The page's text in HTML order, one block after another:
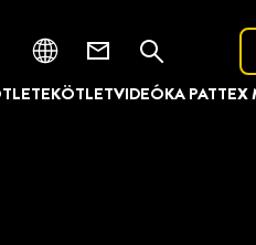
ÖTLETVIDEÓKA PATTEX